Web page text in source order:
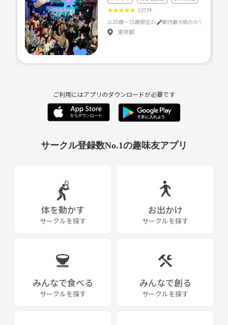
★★★★★ 107件
東京都
ご利用にはアプリのダウンロードが必要です
サークル登録数No.1の趣味友アプリ
体を動かす
サークルを探す
お出かけ
サークルを探す
みんなで食べる
サークルを探す
みんなで創る
サークルを探す